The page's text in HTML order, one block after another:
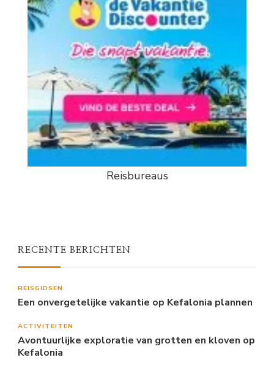
Reisbureaus
RECENTE BERICHTEN
REISGIDSEN
Een onvergetelijke vakantie op Kefalonia plannen
ACTIVITEITEN
Avontuurlijke exploratie van grotten en kloven op
Kefalonia